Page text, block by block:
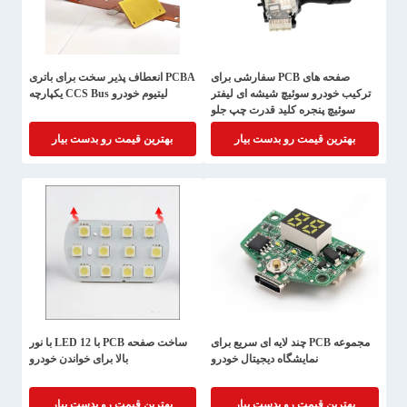
صفحه های PCB سفارشی برای
ترکیب خودرو سوئیچ شیشه ای لیفتر
سوئیچ پنجره کلید قدرت چپ جلو
اصلی دکمه درایو مونتاژ
بهترین قیمت رو بدست بیار
PCBA انعطاف پذیر سخت برای باتری
لیتیوم خودرو CCS Bus یکپارچه
بهترین قیمت رو بدست بیار
مجموعه PCB چند لایه ای سریع برای
نمایشگاه دیجیتال خودرو
بهترین قیمت رو بدست بیار
ساخت صفحه PCB با 12 LED با نور
بالا برای خواندن خودرو
بهترین قیمت رو بدست بیار